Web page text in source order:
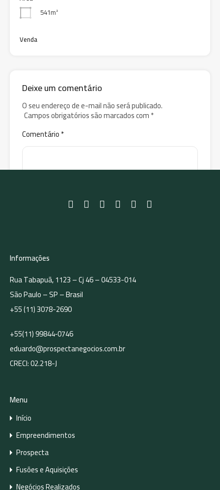
541m²
Venda
Deixe um comentário
O seu endereço de e-mail não será publicado.
Campos obrigatórios são marcados com*
Comentário*
Nome*
E-mail*
próxima vez que eu comentar.
Informações
Rua Tabapuã, 1123 – Cj 46 – 04533-014
São Paulo – SP – Brasil
+55 (11) 3078-2690
+55(11) 99844‑0746
eduardo@prospectanegocios.com.br
CRECI: 02.218-J
Menu
Início
Empreendimentos
Prospecta
Fusões e Aquisições
Negócios Realizados